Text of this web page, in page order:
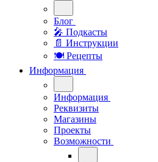
Блог
🎤︎︎ Подкасты
📄 Инструкции
🍽 Рецепты
Информация
Информация
Реквизиты
Магазины
Проекты
Возможности